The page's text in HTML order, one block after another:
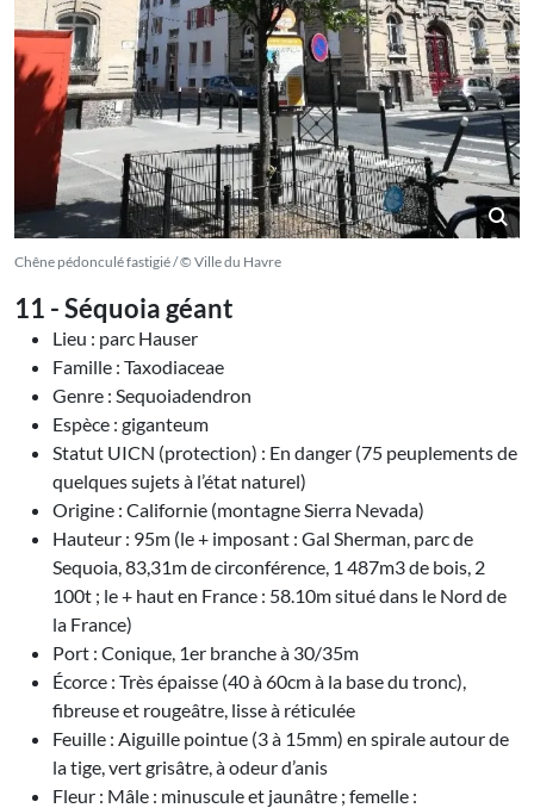
Chêne pédonculé fastigié / © Ville du Havre
11 - Séquoia géant
Lieu : parc Hauser
Famille : Taxodiaceae
Genre : Sequoiadendron
Espèce : giganteum
Statut UICN (protection) : En danger (75 peuplements de
quelques sujets à l’état naturel)
Origine : Californie (montagne Sierra Nevada)
Hauteur : 95m (le + imposant : Gal Sherman, parc de
Sequoia, 83,31m de circonférence, 1 487m3 de bois, 2
100t ; le + haut en France : 58.10m situé dans le Nord de
la France)
Port : Conique, 1er branche à 30/35m
Écorce : Très épaisse (40 à 60cm à la base du tronc),
fibreuse et rougeâtre, lisse à réticulée
Feuille : Aiguille pointue (3 à 15mm) en spirale autour de
la tige, vert grisâtre, à odeur d’anis
Fleur : Mâle : minuscule et jaunâtre ; femelle :